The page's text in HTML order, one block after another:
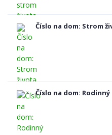
Číslo na dom: Strom
Číslo na dom: